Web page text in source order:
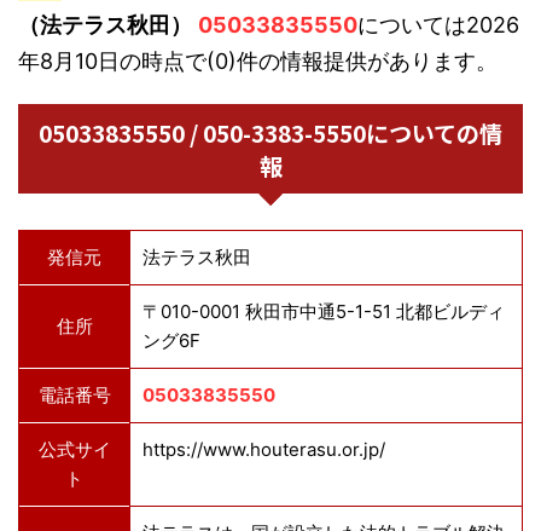
（法テラス秋田）
05033835550については2026
年8月10日の時点で(0)件の情報提供があります。
05033835550 / 050-3383-5550についての情
報
発信元 法テラス秋田
住所
〒010-0001 秋田市中通5-1-51 北都ビルディ
ング6F
電話番号 05033835550
公式サイ
ト
https://www.houterasu.or.jp/